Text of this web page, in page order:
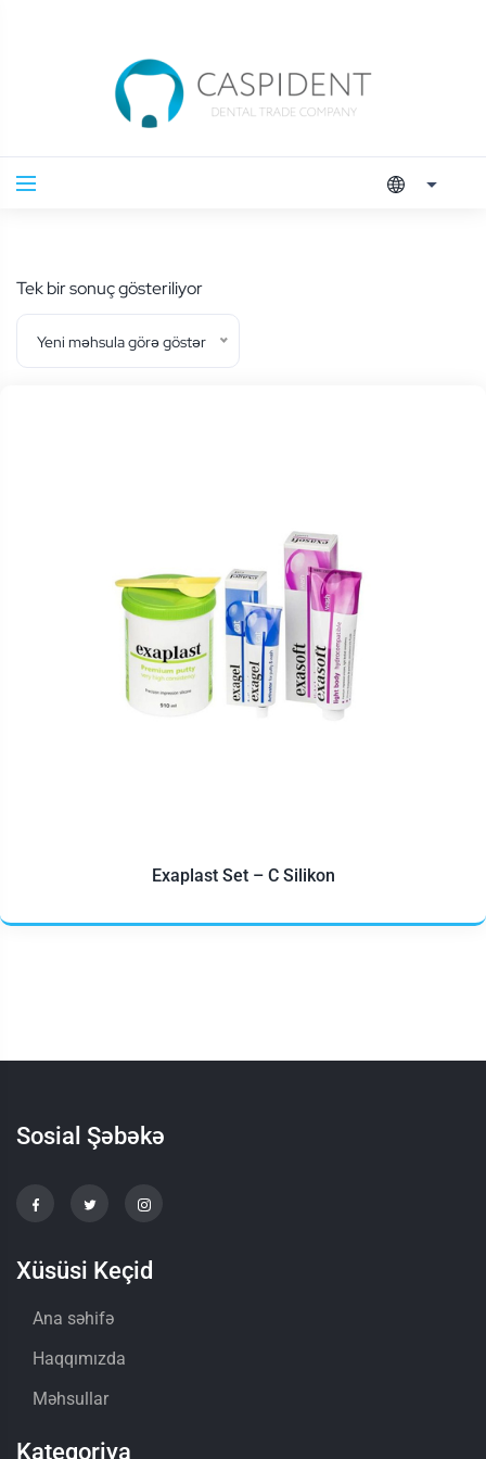
Tek bir sonuç gösteriliyor
Yeni məhsula görə göstər
Exaplast Set – C Silikon
Sosial Şəbəkə
Xüsüsi Keçid
Ana səhifə
Haqqımızda
Məhsullar
Kateqoriya